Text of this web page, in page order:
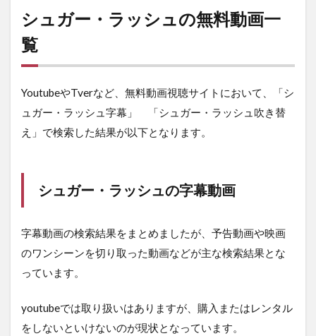
シュガー・ラッシュの無料動画一
覧
YoutubeやTverなど、無料動画視聴サイトにおいて、「シ
ュガー・ラッシュ字幕」 「シュガー・ラッシュ吹き替
え」で検索した結果が以下となります。
シュガー・ラッシュの字幕動画
字幕動画の検索結果をまとめましたが、予告動画や映画
のワンシーンを切り取った動画などが主な検索結果とな
っています。
youtubeでは取り扱いはありますが、購入またはレンタル
をしないといけないのが現状となっています。